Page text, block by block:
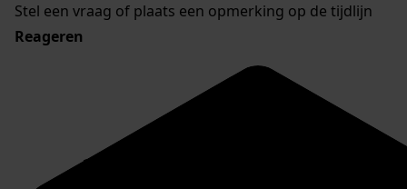
Stel een vraag of plaats een opmerking op de tijdlijn
Reageren